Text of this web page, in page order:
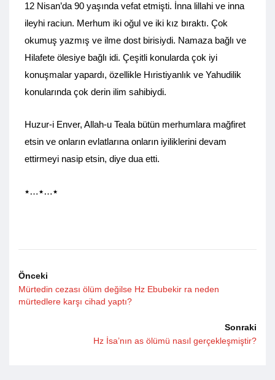
12 Nisan’da 90 yaşında vefat etmişti. İnna lillahi ve inna
ileyhi raciun. Merhum iki oğul ve iki kız bıraktı. Çok
okumuş yazmış ve ilme dost birisiydi. Namaza bağlı ve
Hilafete ölesiye bağlı idi. Çeşitli konularda çok iyi
konuşmalar yapardı, özellikle Hıristiyanlık ve Yahudilik
konularında çok derin ilim sahibiydi.
Huzur-i Enver, Allah-u Teala bütün merhumlara mağfiret
etsin ve onların evlatlarına onların iyiliklerini devam
ettirmeyi nasip etsin, diye dua etti.
٭…٭…٭
Önceki
Mürtedin cezası ölüm değilse Hz Ebubekir ra neden
mürtedlere karşı cihad yaptı?
Sonraki
Hz İsa’nın as ölümü nasıl gerçekleşmiştir?